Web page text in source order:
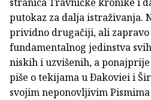
putokaz za dalja istraživanja.
prividno drugačiji, ali zapravo
fundamentalnog jedinstva
niskih i uzvišenih, a
piše o tekijama u Ðakoviei i
svojim neponovljivim